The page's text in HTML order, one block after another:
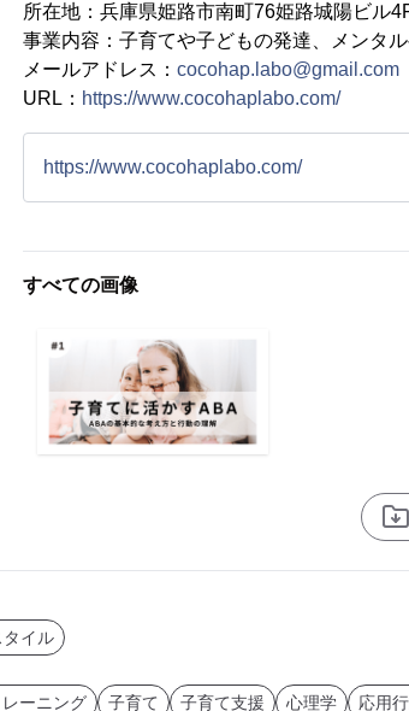
所在地：兵庫県姫路市南町76姫路城陽ビル
事業内容：子育てや子どもの発達、メンタ
メールアドレス： cocohap.labo@gmail.com
URL： https://www.cocohaplabo.com/
https://www.cocohaplabo.com/
すべての画像
タイル
ーニング 子育て 子育て支援 心理学 応用